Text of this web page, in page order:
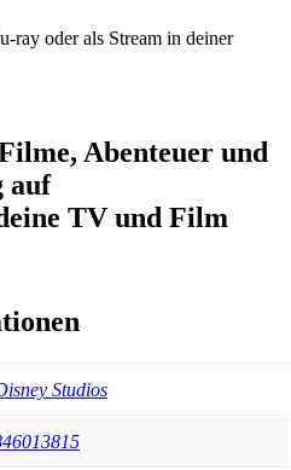
oder als Stream in deiner
Abenteuer und
auf
TV und Film
Studios